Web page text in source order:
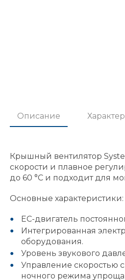
Описание
Крышный вентилятор
скорости и плавное
до 60 °C и подходит для
Основные характеристики:
EC-двигатель
Интегрированная
оборудования.
Уровень звукового
Управление скоростью
ночного режима